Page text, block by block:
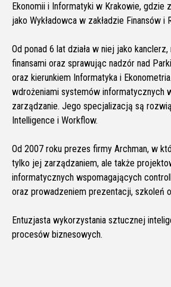
Ekonomii i Informatyki w Krakowie, gdzie
jako Wykładowca w zakładzie Finansów i
Od ponad 6 lat działa w niej jako
finansami oraz sprawując nadzór nad
oraz kierunkiem Informatyka i
wdrożeniami systemów informatycznych
zarządzanie. Jego specjalizacją są
Intelligence i Workflow.
Od 2007 roku prezes firmy Archman, w
tylko jej zarządzaniem, ale także
informatycznych wspomagających
oraz prowadzeniem prezentacji, szkoleń
Entuzjasta wykorzystania sztucznej
procesów biznesowych.